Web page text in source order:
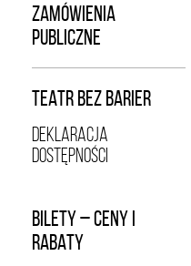
ZAMÓWIENIA
PUBLICZNE
TEATR BEZ BARIER
DEKLARACJA
DOSTĘPNOŚCI
BILETY – CENY I
RABATY